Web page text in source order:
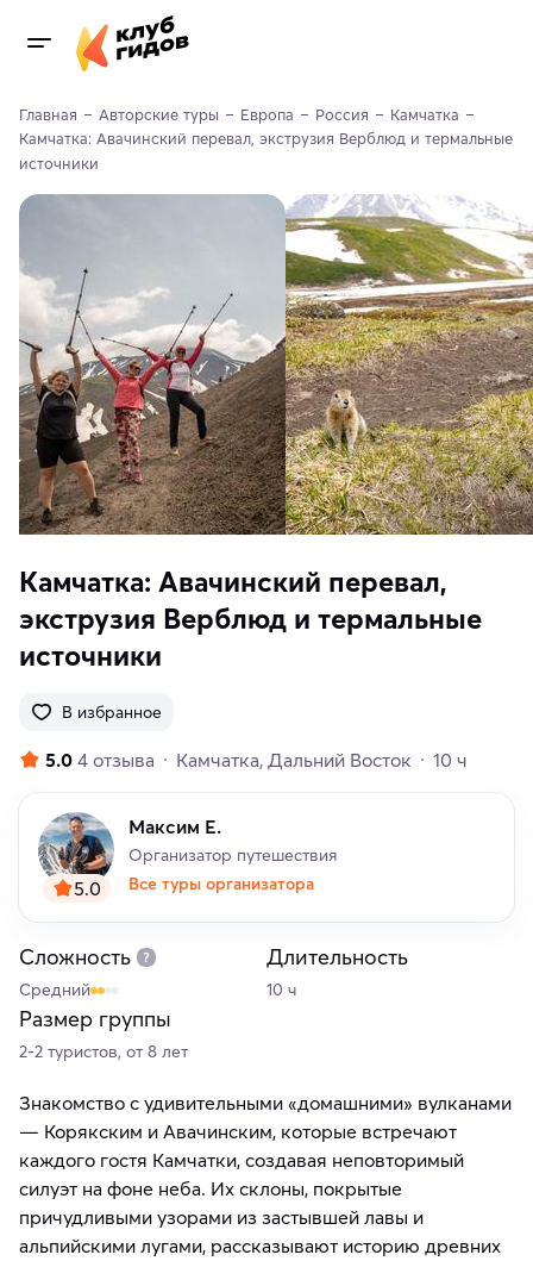
Главная Авторские туры Европа Россия
Камчатка
Камчатка: Авачинский перевал, экструзия Верблюд и термальные
источники
Камчатка: Авачинский перевал,
экструзия Верблюд и термальные
источники
В избранное
5.0 4 отзыва Камчатка Дальний Восток 10 ч
5.0
Максим Е.
Организатор путешествия
Все туры организатора
Сложность
Средний
Длительность
10 ч
Размер группы
2-2 туристов, от 8 лет
Знакомство с удивительными «домашними» вулканами
— Корякским и Авачинским, которые встречают
каждого гостя Камчатки, создавая неповторимый
силуэт на фоне неба. Их склоны, покрытые
причудливыми узорами из застывшей лавы и
альпийскими лугами, рассказывают историю древних